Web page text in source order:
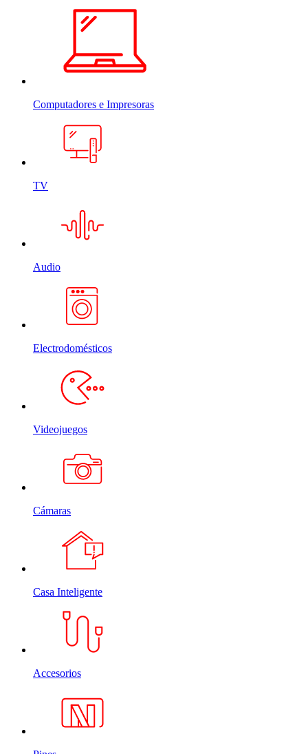
Computadores e Impresoras
TV
Audio
Electrodomésticos
Videojuegos
Cámaras
Casa Inteligente
Accesorios